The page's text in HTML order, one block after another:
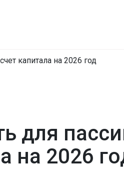
капитала на 2026 год
для
на 2026